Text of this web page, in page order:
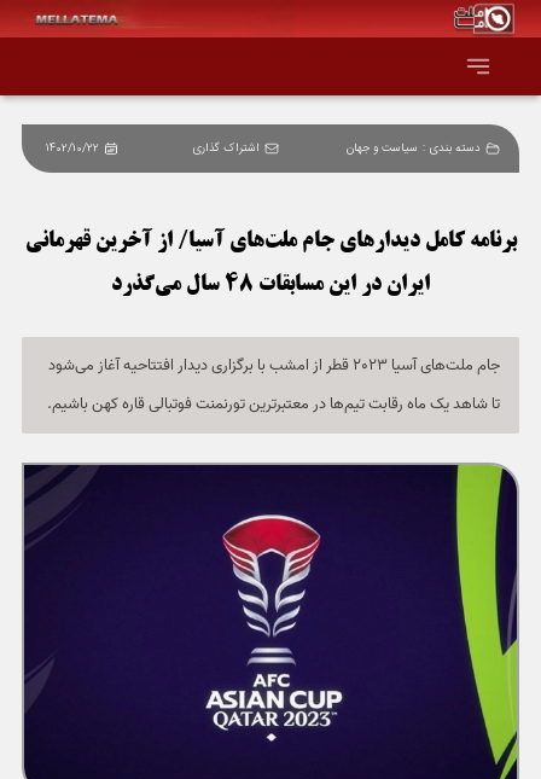
صفحه اصلی
همه عناوین
اقتصاد
سیاست و جهان
ورزشی
حوادث
سبک زندگی
چند رسانه ای
دسته بندی : سیاست و جهان اشتراک گذاری 1402/10/22
برنامه کامل دیدارهای جام ملت‌های آسیا/ از آخرین قهرمانی
ایران در این مسابقات 48 سال می‌گذرد
جام ملت‌های آسیا 2023 قطر از امشب با برگزاری دیدار افتتاحیه آغاز می‌شود
تا شاهد یک ماه رقابت‌ تیم‌ها در معتبرترین تورنمنت فوتبالی قاره کهن باشیم.